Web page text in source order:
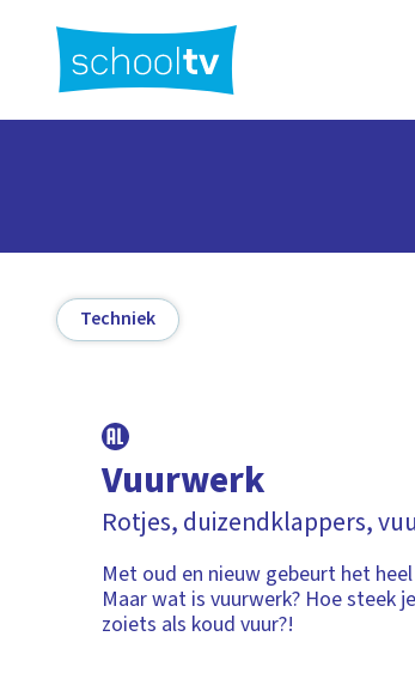
hoofdinhoud
Techniek
Vuurwerk
Rotjes, duizendklappers,
Met oud en nieuw gebeurt het
Maar wat is vuurwerk? Hoe steek
zoiets als koud vuur?!